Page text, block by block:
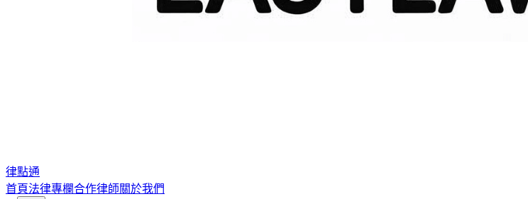
律點通
首頁法律專欄合作律師關於我們